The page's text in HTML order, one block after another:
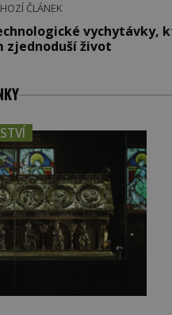
ČLÁNEK
vychytávky,
zjednoduší život